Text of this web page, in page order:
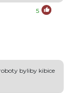
5
byliby kibice